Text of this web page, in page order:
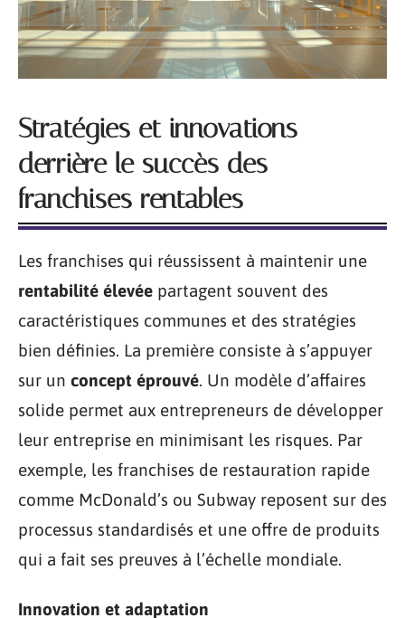
Stratégies et innovations
derrière le succès des
franchises rentables
Les franchises qui réussissent à maintenir une
rentabilité élevée partagent souvent des
caractéristiques communes et des stratégies
bien définies. La première consiste à s’appuyer
sur un concept éprouvé. Un modèle d’affaires
solide permet aux entrepreneurs de développer
leur entreprise en minimisant les risques. Par
exemple, les franchises de restauration rapide
comme McDonald’s ou Subway reposent sur des
processus standardisés et une offre de produits
qui a fait ses preuves à l’échelle mondiale.
Innovation et adaptation